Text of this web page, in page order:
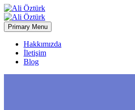
Primary Menu
Hakkımızda
İletişim
Blog